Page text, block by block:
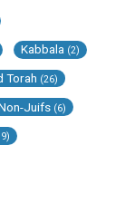
Kabbala (2)
Torah (26)
Juifs (6)